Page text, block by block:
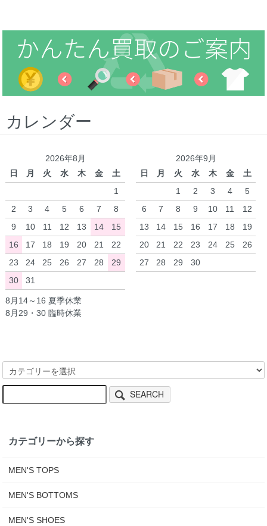
カレンダー
2026年8月
日
月 火 水 木 金
土
1
2
3 4 5 6 7
8
9
10 11 12 13 14
15
16
17 18 19 20 21
22
23
24 25 26 27 28
29
30
31
2026年9月
日
月 火 水 木 金
土
1
2 3 4
5
6
7 8 9 10 11
12
13
14 15 16 17 18
19
20
21 22 23 24 25
26
27
28 29 30
8月14～16 夏季休業
8月29・30 臨時休業
SEARCH
カテゴリーから探す
MEN'S TOPS
MEN'S BOTTOMS
MEN'S SHOES